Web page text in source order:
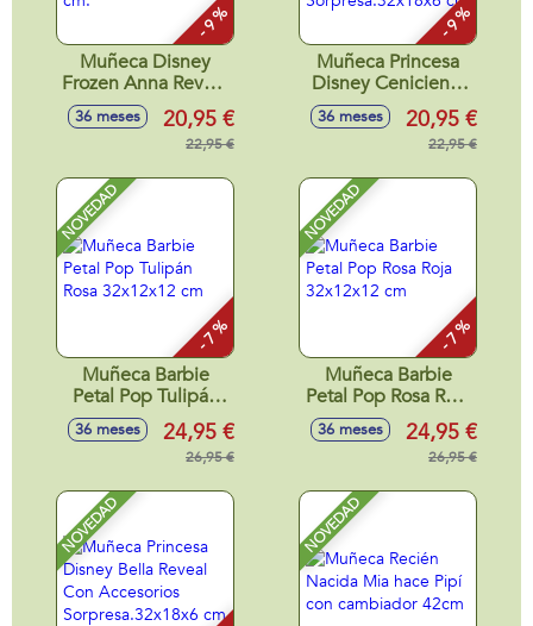
- 9 %
Muñeca Disney
Frozen Anna Reveal
Con Accesorio
Sorpresa 33x18x8
36 meses 20,95 €
22,95 €
- 9 %
Muñeca Princesa
Disney Cenicienta
Reveal Con
Accesorios
Sorpresa.32x18x6
36 meses 20,95 €
22,95 €
NOVEDAD
- 7 %
Muñeca Barbie
Petal Pop Tulipán
Rosa 32x12x12 cm
36 meses 24,95 €
26,95 €
NOVEDAD
- 7 %
Muñeca Barbie
Petal Pop Rosa Roja
32x12x12 cm
36 meses 24,95 €
26,95 €
NOVEDAD NOVEDAD